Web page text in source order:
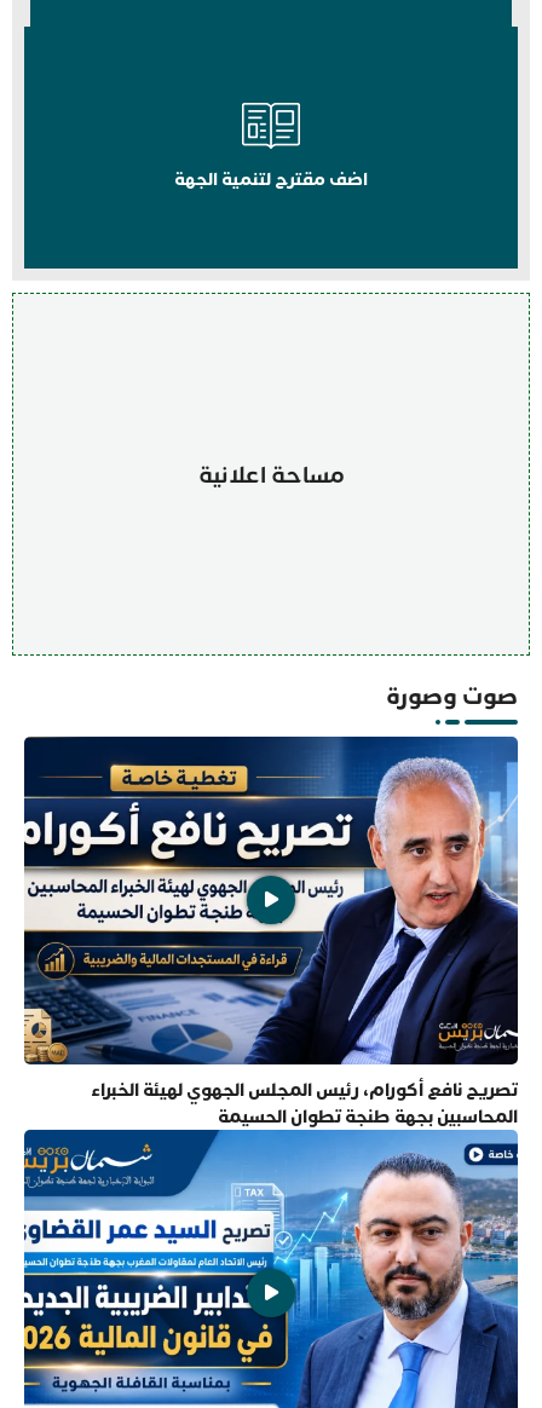
اضف مقترح لتنمية الجهة
مساحة اعلانية
صوت وصورة
تصريح نافع أكورام، رئيس المجلس الجهوي لهيئة الخبراء
المحاسبين بجهة طنجة تطوان الحسيمة